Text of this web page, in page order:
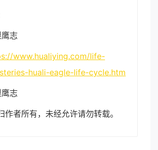
志
www.hualiying.com/life-
huali-eagle-life-cycle.htm
志
作者所有，未经允许请勿转载。